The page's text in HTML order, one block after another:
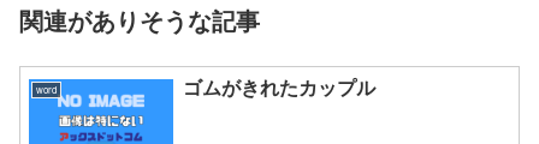
関連がありそうな記事
word ゴムがきれたカップル